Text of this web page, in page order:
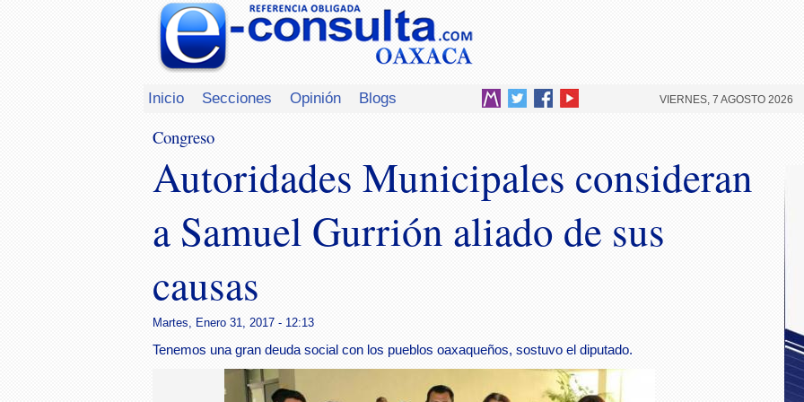
Inicio Secciones Opinión Blogs VIERNES, 7 AGOSTO 2026
Congreso
Autoridades Municipales consideran
a Samuel Gurrión aliado de sus
causas
Martes, Enero 31, 2017 - 12:13
Tenemos una gran deuda social con los pueblos oaxaqueños, sostuvo el diputado.